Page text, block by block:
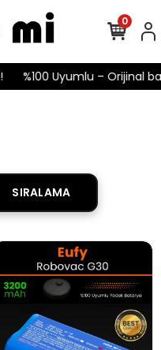
%100 Uyumlu – Orijinal
0
SIRALAMA